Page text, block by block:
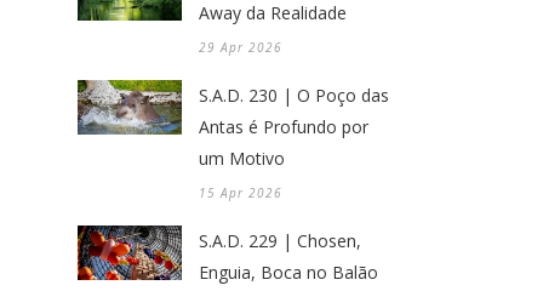
Away da Realidade
29 Apr 2026
S.A.D. 230 | O Poço das
Antas é Profundo por
um Motivo
15 Apr 2026
S.A.D. 229 | Chosen,
Enguia, Boca no Balão